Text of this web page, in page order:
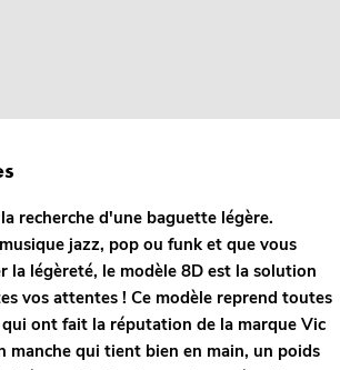
recherche d'une baguette légère.
jazz, pop ou funk et que vous
la légèreté, le modèle 8D est la solution
vos attentes ! Ce modèle reprend toutes
ont fait la réputation de la marque Vic
manche qui tient bien en main, un poids